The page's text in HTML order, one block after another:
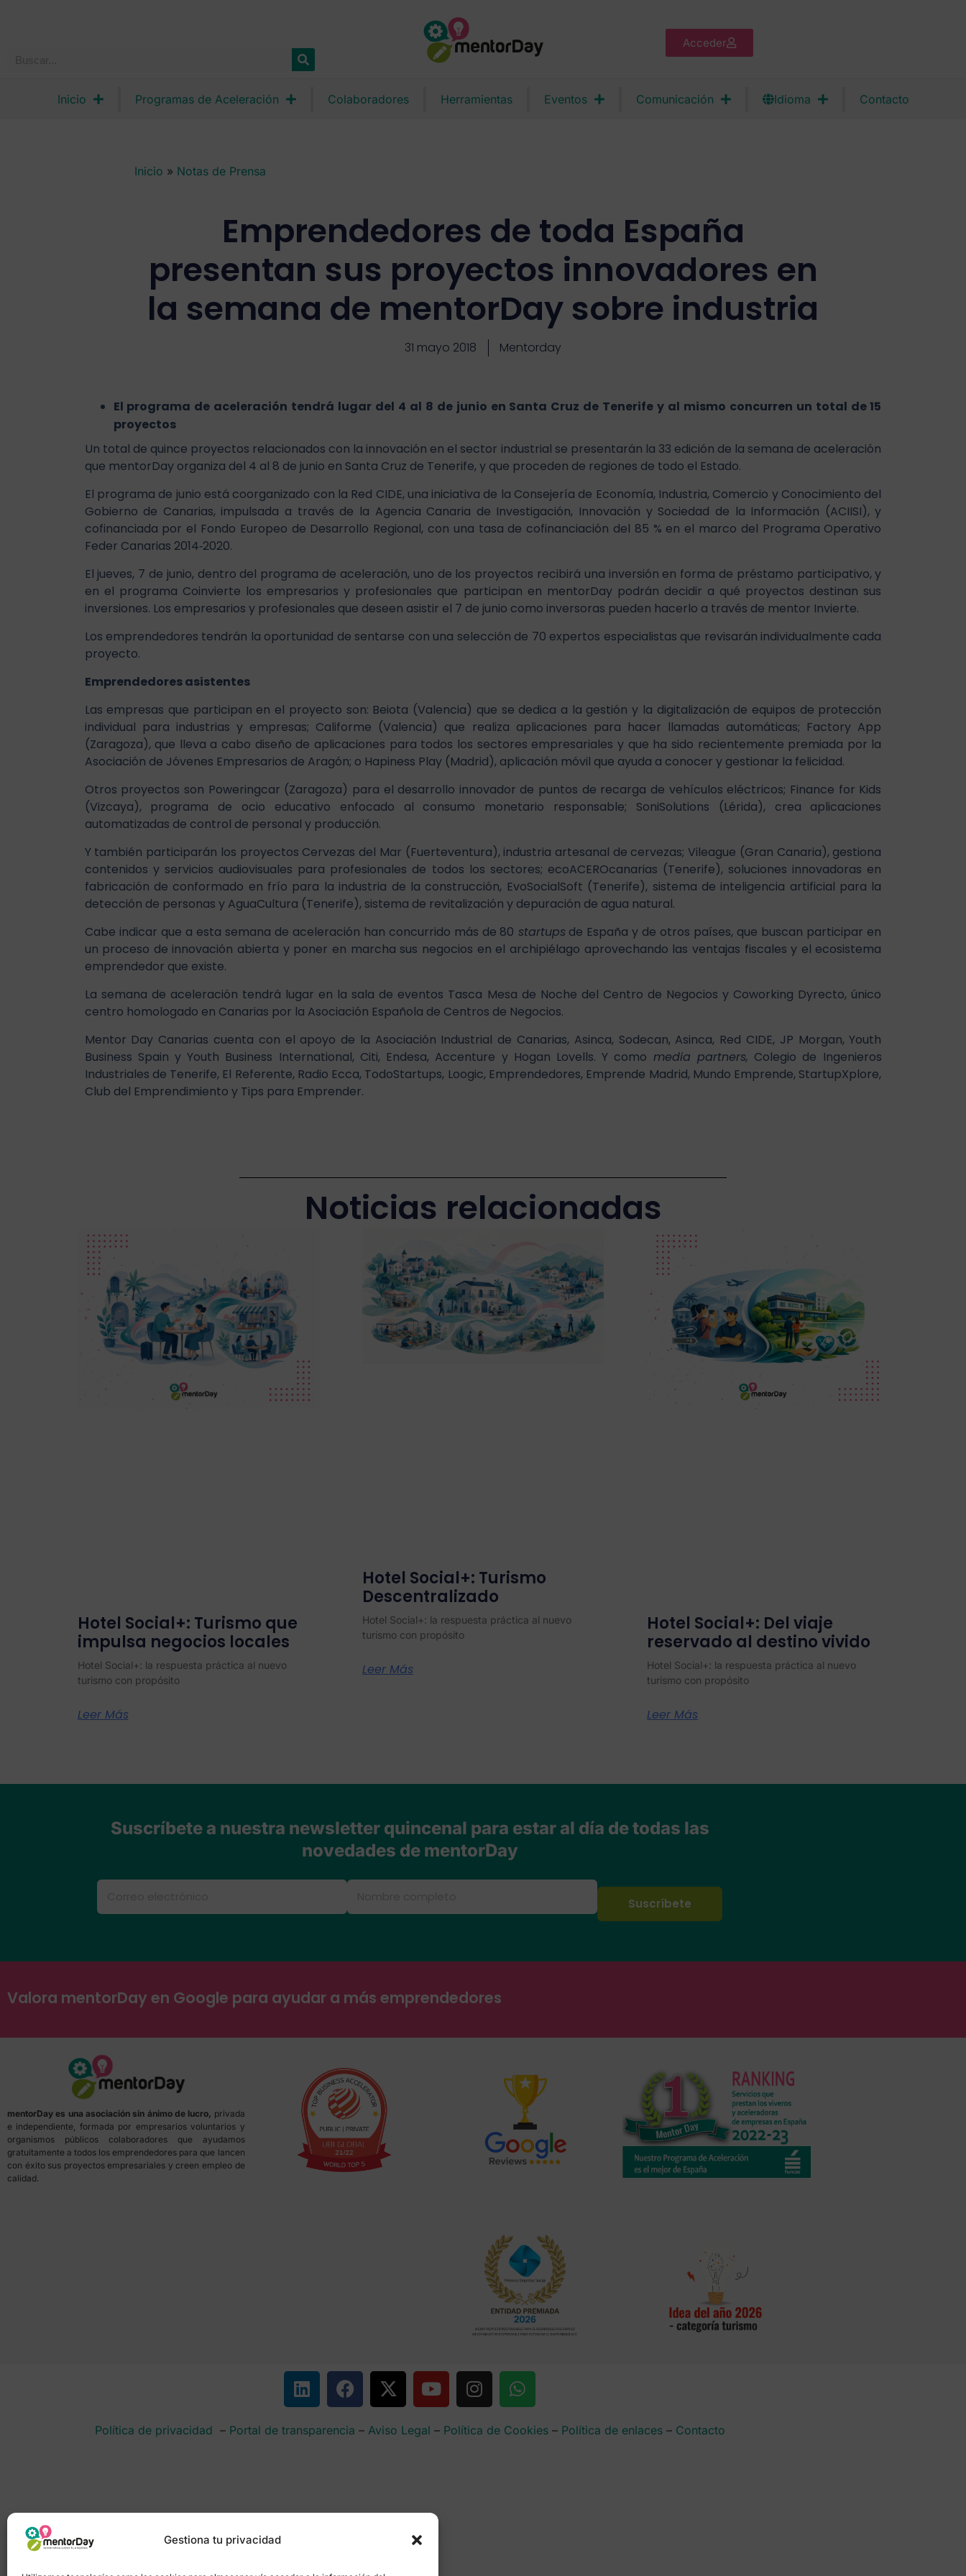
Gestiona tu privacidad
Acceder
Inicio Programas de Aceleración Colaboradores Herramientas Eventos Comunicación Idioma Contacto
Inicio » Notas de Prensa
Emprendedores de toda España
presentan sus proyectos innovadores en
la semana de mentorDay sobre industria
31 mayo 2018 Mentorday
El programa de aceleración tendrá lugar del 4 al 8 de junio en Santa Cruz de Tenerife y al mismo concurren un total de 15
proyectos
Un total de quince proyectos relacionados con la innovación en el sector industrial se presentarán la 33 edición de la semana de aceleración
que mentorDay organiza del 4 al 8 de junio en Santa Cruz de Tenerife, y que proceden de regiones de todo el Estado.
El programa de junio está coorganizado con la Red CIDE, una iniciativa de la Consejería de Economía, Industria, Comercio y Conocimiento del
Gobierno de Canarias, impulsada a través de la Agencia Canaria de Investigación, Innovación y Sociedad de la Información (ACIISI), y
cofinanciada por el Fondo Europeo de Desarrollo Regional, con una tasa de cofinanciación del 85 % en el marco del Programa Operativo
Feder Canarias 2014‐2020.
El jueves, 7 de junio, dentro del programa de aceleración, uno de los proyectos recibirá una inversión en forma de préstamo participativo, y
en el programa Coinvierte los empresarios y profesionales que participan en mentorDay podrán decidir a qué proyectos destinan sus
inversiones. Los empresarios y profesionales que deseen asistir el 7 de junio como inversoras pueden hacerlo a través de mentor Invierte.
Los emprendedores tendrán la oportunidad de sentarse con una selección de 70 expertos especialistas que revisarán individualmente cada
proyecto.
Emprendedores asistentes
Las empresas que participan en el proyecto son: Beiota (Valencia) que se dedica a la gestión y la digitalización de equipos de protección
individual para industrias y empresas; Califorme (Valencia) que realiza aplicaciones para hacer llamadas automáticas; Factory App
(Zaragoza), que lleva a cabo diseño de aplicaciones para todos los sectores empresariales y que ha sido recientemente premiada por la
Asociación de Jóvenes Empresarios de Aragón; o Hapiness Play (Madrid), aplicación móvil que ayuda a conocer y gestionar la felicidad.
Otros proyectos son Poweringcar (Zaragoza) para el desarrollo innovador de puntos de recarga de vehículos eléctricos; Finance for Kids
(Vizcaya), programa de ocio educativo enfocado al consumo monetario responsable; SoniSolutions (Lérida), crea aplicaciones
automatizadas de control de personal y producción.
Y también participarán los proyectos Cervezas del Mar (Fuerteventura), industria artesanal de cervezas; Vileague (Gran Canaria), gestiona
contenidos y servicios audiovisuales para profesionales de todos los sectores; ecoACEROcanarias (Tenerife), soluciones innovadoras en
fabricación de conformado en frío para la industria de la construcción, EvoSocialSoft (Tenerife), sistema de inteligencia artificial para la
detección de personas y AguaCultura (Tenerife), sistema de revitalización y depuración de agua natural.
Cabe indicar que a esta semana de aceleración han concurrido más de 80 startupsde España y de otros países, que buscan participar en
un proceso de innovación abierta y poner en marcha sus negocios en el archipiélago aprovechando las ventajas fiscales y el ecosistema
emprendedor que existe.
La semana de aceleración tendrá lugar en la sala de eventos Tasca Mesa de Noche del Centro de Negocios y Coworking Dyrecto, único
centro homologado en Canarias por la Asociación Española de Centros de Negocios.
Mentor Day Canarias cuenta con el apoyo de la Asociación Industrial de Canarias, Asinca, Sodecan, Asinca, Red CIDE, JP Morgan, Youth
Business Spain y Youth Business International, Citi, Endesa, Accenture y Hogan Lovells. Y como media partners, Colegio de Ingenieros
Industriales de Tenerife, El Referente, Radio Ecca, TodoStartups, Loogic, Emprendedores, Emprende Madrid, Mundo Emprende, StartupXplore,
Club del Emprendimiento y Tips para Emprender.
Noticias relacionadas
Hotel Social+: Turismo que
impulsa negocios locales
Hotel Social+: la respuesta práctica al nuevo
turismo con propósito
Leer Más
Hotel Social+: Turismo
Descentralizado
Hotel Social+: la respuesta práctica al nuevo
turismo con propósito
Leer Más
Hotel Social+: Del viaje
reservado al destino vivido
Hotel Social+: la respuesta práctica al nuevo
turismo con propósito
Leer Más
Suscríbete a nuestra newsletter quincenal para estar al día de todas las
novedades de mentorDay
Valora mentorDay en Google para ayudar a más emprendedores
mentorDay es una asociación sin ánimo de lucro, privada
e independiente, formada por empresarios voluntarios y
organismos públicos colaboradores que ayudamos
gratuitamente a todos los emprendedores para que lancen
con éxito sus proyectos empresariales y creen empleo de
calidad.
Política de privacidad – Portal de transparencia – Aviso Legal – Política de Cookies– Política de enlaces– Contacto